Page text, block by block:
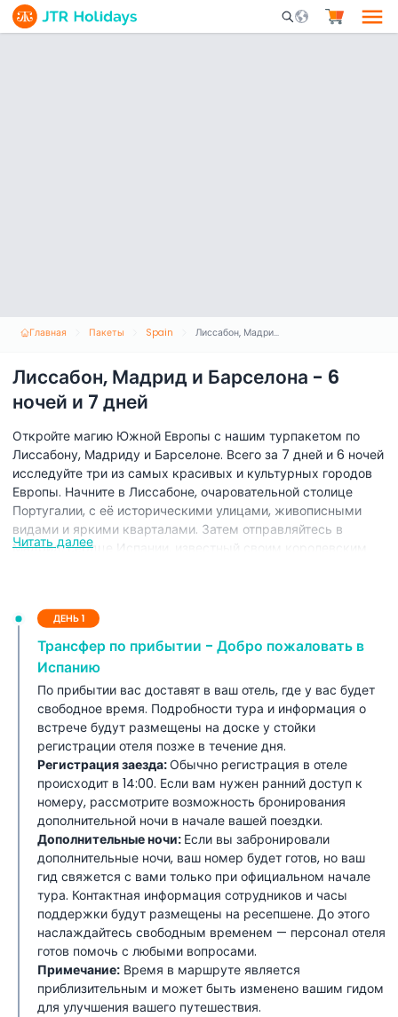
Mobile Search
Главная Пакеты Spain Лиссабон, Мадрид и Барселона - 6 ночей и 7 дней
Лиссабон, Мадрид и Барселона - 6
ночей и 7 дней
Откройте магию Южной Европы с нашим турпакетом по
Лиссабону, Мадриду и Барселоне. Всего за 7 дней и 6 ночей
исследуйте три из самых красивых и культурных городов
Европы. Начните в Лиссабоне, очаровательной столице
Португалии, с её историческими улицами, живописными
видами и яркими кварталами. Затем отправляйтесь в
Мадрид, сердце Испании, известный своим королевским
пляжами Барселоны, родине шедевров Гауди и знаменитой
Саграда Фамилия. В этот тур по Европе входят экскурсии с
гидом по городам, проживание в отелях с завтраком,
живописные переезды и многое другое. Идеально подходит
для путешественников, желающих увидеть лучшее из
Португалии и Испании за одну поездку. Независимо от того,
любите ли вы историю, культуру, еду или искусство,
маршрут Лиссабон, Мадрид и Барселона подарит
незабываемые впечатления.
Включено
Условия и положения
Политика оплаты
Читать далее
ДЕНЬ 1
Трансфер по прибытии - Добро пожаловать в
Испанию
По прибытии вас доставят в ваш отель, где у вас будет
свободное время. Подробности тура и информация о
встрече будут размещены на доске у стойки
регистрации отеля позже в течение дня.
Регистрация заезда:Обычно регистрация в отеле
происходит в 14:00. Если вам нужен ранний доступ к
номеру, рассмотрите возможность бронирования
дополнительной ночи в начале вашей поездки.
Дополнительные ночи: Если вы забронировали
дополнительные ночи, ваш номер будет готов, но ваш
гид свяжется с вами только при официальном начале
тура. Контактная информация сотрудников и часы
поддержки будут размещены на ресепшене. До этого
наслаждайтесь свободным временем — персонал отеля
готов помочь с любыми вопросами.
Примечание: Время в маршруте является
приблизительным и может быть изменено вашим гидом
для улучшения вашего путешествия.